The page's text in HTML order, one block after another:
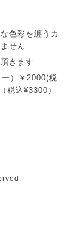
色彩を纏うカ
せん
きます
）￥2000(税
税込¥3300）